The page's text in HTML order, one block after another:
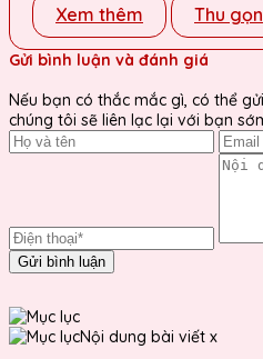
Xem thêm Thu gọn
Gửi bình luận và đánh giá
Nếu bạn có thắc mắc gì, có thể
chúng tôi sẽ liên lạc lại với bạn
Gửi bình luận
Nội dung bài viết x